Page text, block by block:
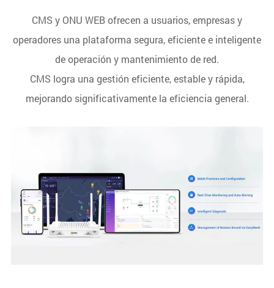
CMS y ONU WEB ofrecen a usuarios, empresas y
operadores una plataforma segura, eficiente e inteligente
de operación y mantenimiento de red.
CMS logra una gestión eficiente, estable y rápida,
mejorando significativamente la eficiencia general.